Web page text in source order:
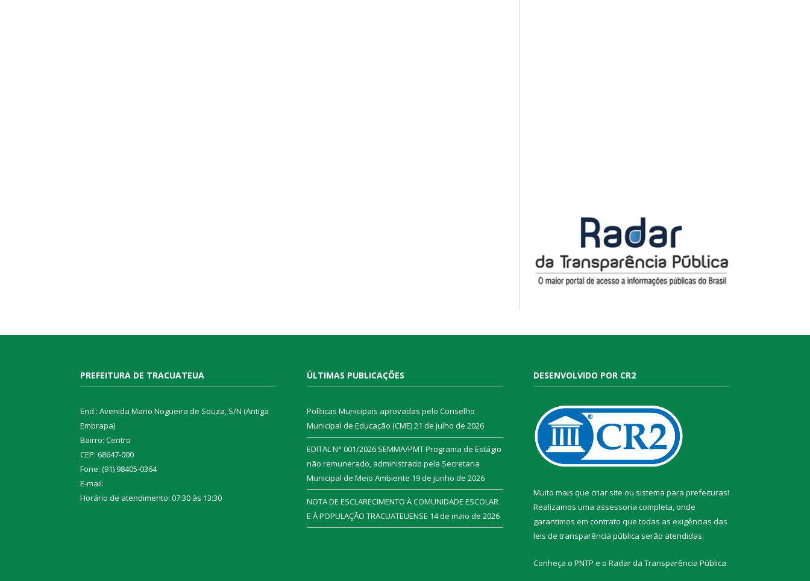
PREFEITURA DE TRACUATEUA
End.: Avenida Mario Nogueira de Souza, S/N (Antiga
Embrapa)
Bairro: Centro
CEP: 68647-000
Fone: (91) 98405-0364
E-mail:
Horário de atendimento: 07:30 às 13:30
ÚLTIMAS PUBLICAÇÕES
Políticas Municipais aprovadas pelo Conselho
Municipal de Educação (CME)21 de julho de 2026
EDITAL N° 001/2026 SEMMA/PMT Programa de Estágio
não remunerado, administrado pela Secretaria
Municipal de Meio Ambiente 19 de junho de 2026
NOTA DE ESCLARECIMENTO À COMUNIDADE ESCOLAR
E À POPULAÇÃO TRACUATEUENSE 14 de maio de 2026
DESENVOLVIDO POR CR2
Muito mais que criar site ou sistema para prefeituras!
Realizamos uma assessoria completa, onde
garantimos em contrato que todas as exigências das
leis de transparência pública serão atendidas.
Conheça o PNTP e o Radar da Transparência Pública